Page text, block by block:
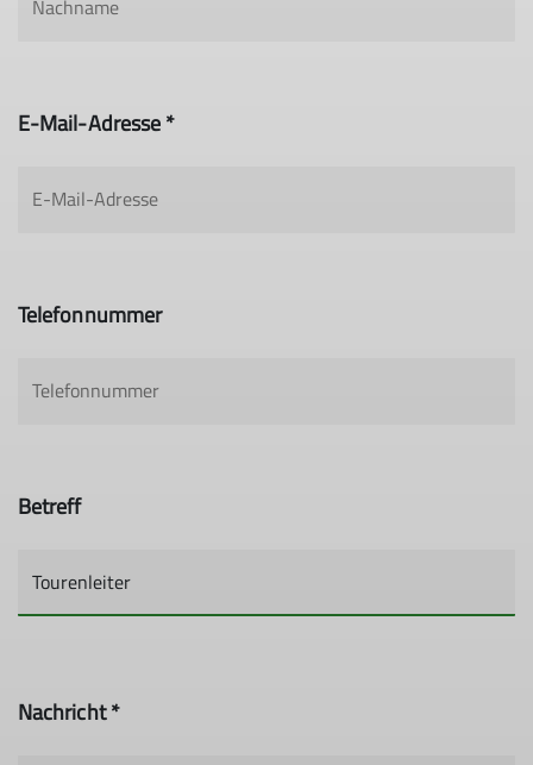
E-Mail-Adresse *
Telefonnummer
Betreff
Nachricht *